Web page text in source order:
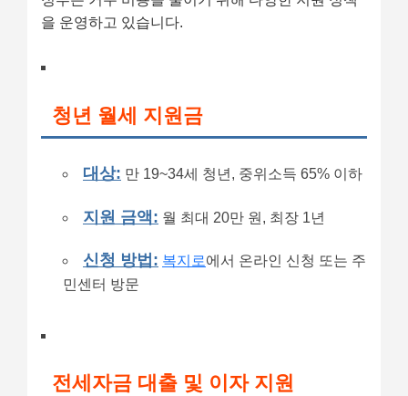
을 운영하고 있습니다.
청년 월세 지원금
대상: 만 19~34세 청년, 중위소득 65% 이하
지원 금액: 월 최대 20만 원, 최장 1년
신청 방법: 복지로에서 온라인 신청 또는 주
민센터 방문
전세자금 대출 및 이자 지원